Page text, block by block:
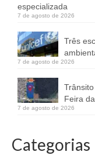
especializada
7 de agosto de 2026
Três
7 de agosto de 2026
Feira
7 de agosto de 2026
Categorias